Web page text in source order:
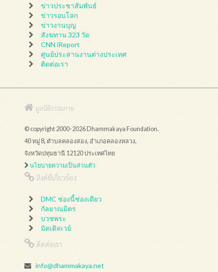
ข่าวประชาสัมพันธ์
ข่าวรอบโลก
ข่าวงานบุญ
สังฆทาน 323 วัด
CNN iReport
ศูนย์ประสานงานต่างประเทศ
ติดต่อเรา
มูลนิธิธรรมกาย
© copyright 2000-2026 Dhammakaya Foundation.
40 หมู่ 8, ตำบลคลองสอง, อำเภอคลองหลวง,
จังหวัดปทุมธานี 12120 ประเทศไทย
นโยบายความเป็นส่วนตัว
ลิงค์ที่เกี่ยวข้อง
DMC ช่องนี้ช่องเดียว
กัลยาณมิตร
บวชพระ
มิดเดิลเวย์
ติดต่อเรา
info@dhammakaya.net